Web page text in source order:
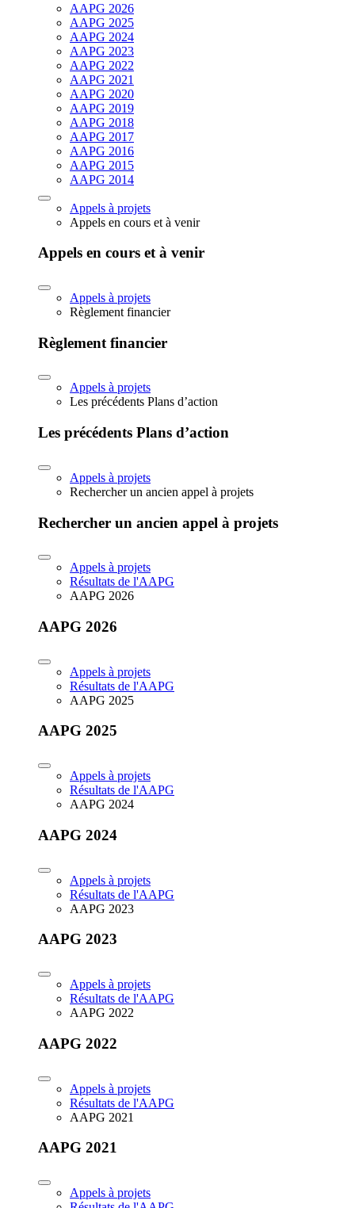
AAPG 2026
AAPG 2025
AAPG 2024
AAPG 2023
AAPG 2022
AAPG 2021
AAPG 2020
AAPG 2019
AAPG 2018
AAPG 2017
AAPG 2016
AAPG 2015
AAPG 2014
Appels à projets
Appels en cours et à venir
Appels en cours et à venir
Appels à projets
Règlement financier
Règlement financier
Appels à projets
Les précédents Plans d’action
Les précédents Plans d’action
Appels à projets
Rechercher un ancien appel à projets
Rechercher un ancien appel à projets
Appels à projets
Résultats de l'AAPG
AAPG 2026
AAPG 2026
Appels à projets
Résultats de l'AAPG
AAPG 2025
AAPG 2025
Appels à projets
Résultats de l'AAPG
AAPG 2024
AAPG 2024
Appels à projets
Résultats de l'AAPG
AAPG 2023
AAPG 2023
Appels à projets
Résultats de l'AAPG
AAPG 2022
AAPG 2022
Appels à projets
Résultats de l'AAPG
AAPG 2021
AAPG 2021
Appels à projets